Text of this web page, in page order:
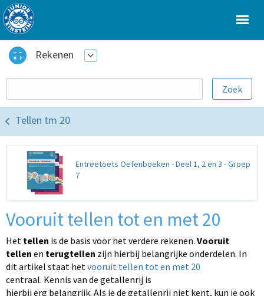
Rekenen
Tellen tm 20
Entreetoets Oefenboeken - Deel 1, 2 en 3 - Groep
7
Vooruit tellen tot en met 20
Het tellen is de basis voor het verdere rekenen. Vooruit
tellen en terugtellen zijn hierbij belangrijke onderdelen. In
dit artikel staat hetvooruit tellen tot en met 20
centraal. Kennis van de getallenrij is
hierbij erg belangrijk. Als je de getallenrij niet kent, kun je ook